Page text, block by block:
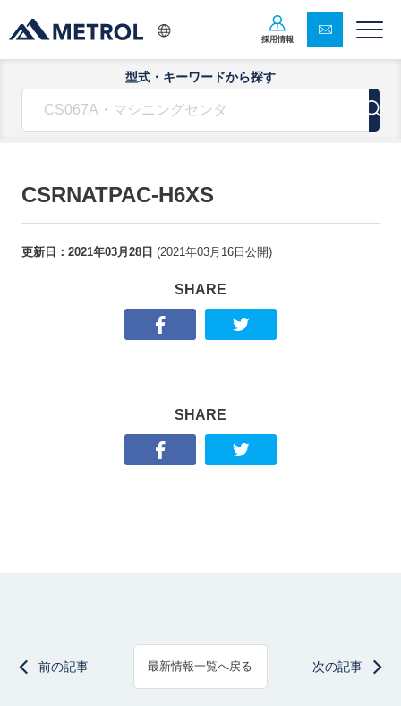
採用情報
型式・キーワードから探す
CSRNATPAC-H6XS
更新日： 2021年03月28日 (2021年03月16日 公開)
SHARE
SHARE
前の記事 最新情報一覧へ戻る 次の記事